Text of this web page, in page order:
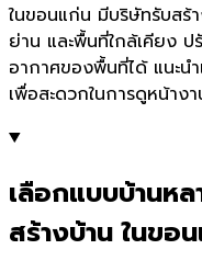
ในขอนแก่น มีบริษัทรับสร้
ย่าน และพื้นที่ใกล้เคียง
อากาศของพื้นที่ได้ แนะน
เพื่อสะดวกในการดูหน้างา
เลือกแบบบ้านห
สร้างบ้าน ในขอ